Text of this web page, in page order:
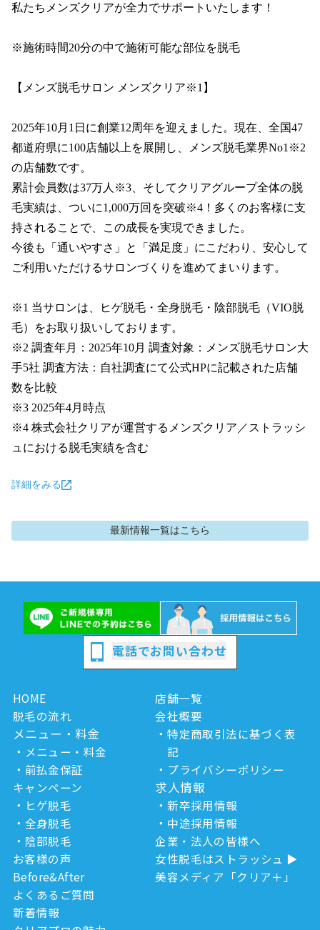
私たちメンズクリアが全力でサポートいたします！
※施術時間20分の中で施術可能な部位を脱毛
【メンズ脱毛サロン メンズクリア※1】
2025年10月1日に創業12周年を迎えました。現在、全国47
都道府県に100店舗以上を展開し、メンズ脱毛業界No1※2
の店舗数です。
累計会員数は37万人※3、そしてクリアグループ全体の脱
毛実績は、ついに1,000万回を突破※4！多くのお客様に支
持されることで、この成長を実現できました。
今後も「通いやすさ」と「満足度」にこだわり、安心して
ご利用いただけるサロンづくりを進めてまいります。
※1 当サロンは、ヒゲ脱毛・全身脱毛・陰部脱毛（VIO脱
毛）をお取り扱いしております。
※2 調査年月：2025年10月 調査対象：メンズ脱毛サロン大
手5社 調査方法：自社調査にて公式HPに記載された店舗
数を比較
※3 2025年4月時点
※4 株式会社クリアが運営するメンズクリア／ストラッシ
ュにおける脱毛実績を含む
詳細をみる
最新情報一覧はこちら
電話でお問い合わせ
HOME
脱毛の流れ
メニュー・料金
メニュー・料金
前払金保証
キャンペーン
ヒゲ脱毛
全身脱毛
陰部脱毛
お客様の声
Before&After
よくあるご質問
新着情報
店舗一覧
会社概要
特定商取引法に基づく表
記
プライバシーポリシー
求人情報
新卒採用情報
中途採用情報
企業・法人の皆様へ
女性脱毛はストラッシュ
美容メディア「クリア＋」